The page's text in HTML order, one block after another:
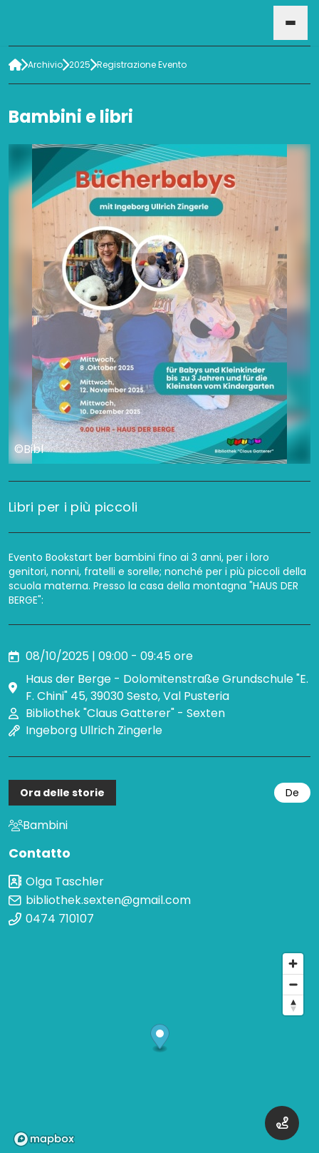
HOME
Archivio 2025 Registrazione Evento
Bambini e libri
©Bibl
Libri per i più piccoli
Evento Bookstart ber bambini fino ai 3 anni, per i loro
genitori, nonni, fratelli e sorelle; nonché per i più piccoli della
scuola materna. Presso la casa della montagna "HAUS DER
BERGE":
08/10/2025 | 09:00 - 09:45 ore
Haus der Berge - Dolomitenstraße Grundschule "E.
F. Chini" 45, 39030 Sesto, Val Pusteria
Bibliothek "Claus Gatterer" - Sexten
Ingeborg Ullrich Zingerle
Ora delle storie De
Bambini
Contatto
Olga Taschler
bibliothek.sexten@gmail.com
0474 710107